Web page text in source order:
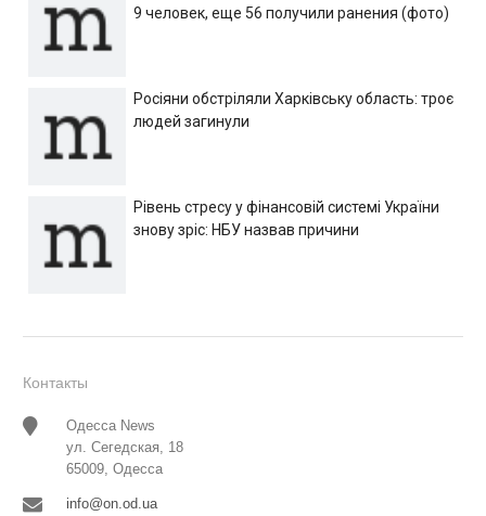
9 человек, еще 56 получили ранения (фото)
Росіяни обстріляли Харківську область: троє
людей загинули
Рівень стресу у фінансовій системі України
знову зріс: НБУ назвав причини
Контакты
Одесса News
ул. Сегедская, 18
65009, Одесса
info@on.od.ua